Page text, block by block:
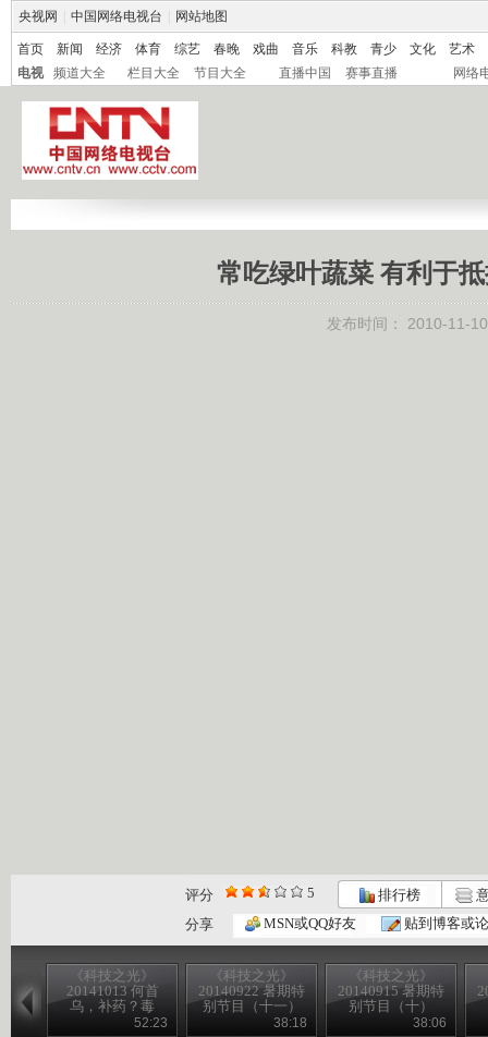
央视网 中国网络电视台 网站地图
首页 新闻 经济 体育 综艺 春晚 戏曲 音乐 科教 青少 文化
艺术
电视
频道大全 栏目大全 节目大全 直播中国 赛事直播 网络
常吃绿叶蔬菜 有利于
发布时间： 2010-11-
评分 5 排行榜
分享
MSN或QQ好友 贴到博客或
《科技之光》
20141013 何首
乌，补药？毒
52:23
《科技之光》
20140922 暑期特
别节目（十一）
38:18
《科技之光》
20140915 暑期特
别节目（十）
38:06